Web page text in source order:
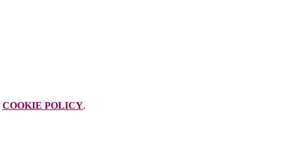
COOKIE POLICY.